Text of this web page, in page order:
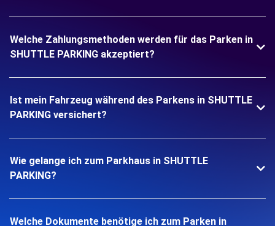
Welche Zahlungsmethoden werden für das Parken in
SHUTTLE PARKING akzeptiert?
Ist mein Fahrzeug während des Parkens in SHUTTLE
PARKING versichert?
Wie gelange ich zum Parkhaus in SHUTTLE
PARKING?
Welche Dokumente benötige ich zum Parken in